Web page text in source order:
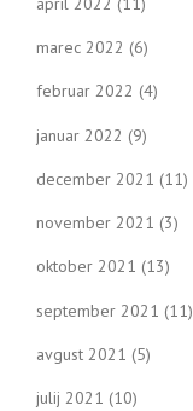
marec 2022 (6)
februar 2022 (4)
januar 2022 (9)
december 2021 (11)
november 2021 (3)
oktober 2021 (13)
september 2021 (11)
avgust 2021 (5)
julij 2021 (10)